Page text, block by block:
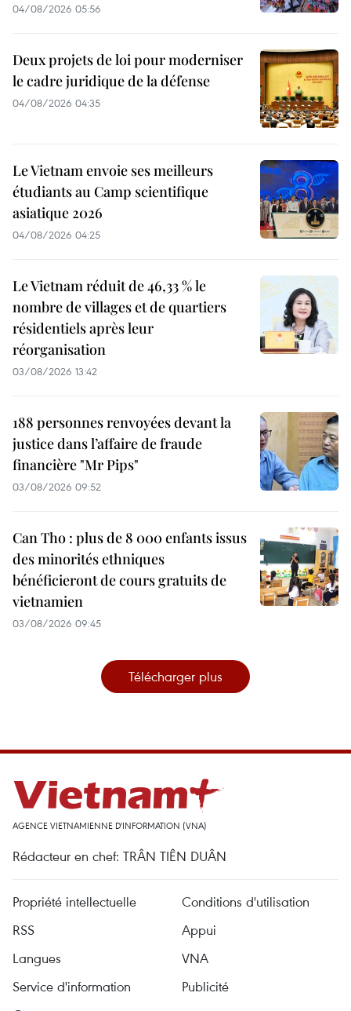
04/08/2026 05:56
Deux projets de loi pour moderniser
le cadre juridique de la défense
04/08/2026 04:35
Le Vietnam envoie ses meilleurs
étudiants au Camp scientifique
asiatique 2026
04/08/2026 04:25
Le Vietnam réduit de 46,33 % le
nombre de villages et de quartiers
résidentiels après leur
réorganisation
03/08/2026 13:42
188 personnes renvoyées devant la
justice dans l’affaire de fraude
financière "Mr Pips"
03/08/2026 09:52
Can Tho : plus de 8 000 enfants issus
des minorités ethniques
bénéficieront de cours gratuits de
vietnamien
03/08/2026 09:45
Télécharger plus
AGENCE VIETNAMIENNE D'INFORMATION (VNA)
Rédacteur en chef: TRÂN TIÊN DUÂN
Propriété intellectuelle
Conditions d'utilisation
RSS
Appui
Langues
VNA
Service d'information
Publicité